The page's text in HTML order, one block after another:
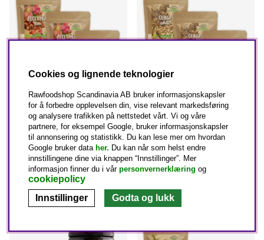
Bokhvetemel ØKO 1kg x 3
pakker
Rawfoodshop
255 kr
Vanlig pris:
508 kr
KJØP NÅ
Quinoa Hvit ØKO 1kg x 3
pakker
Rawfoodshop
436 kr
Vanlig pris:
727 kr
Cookies og lignende teknologier
Rawfoodshop Scandinavia AB bruker informasjonskapsler
for å forbedre opplevelsen din, vise relevant markedsføring
og analysere trafikken på nettstedet vårt. Vi og våre
partnere, for eksempel Google, bruker informasjonskapsler
til annonsering og statistikk. Du kan lese mer om hvordan
Google bruker data her. Du kan når som helst endre
innstillingene dine via knappen “Innstillinger”. Mer
informasjon finner du i vår personvernerklæring og
cookiepolicy
Innstillinger
Godta og lukk